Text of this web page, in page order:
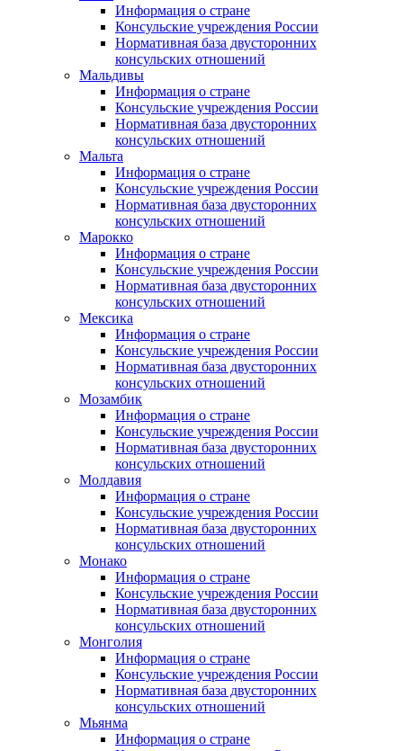
Информация о стране
Консульские учреждения России
Нормативная база двусторонних
консульских отношений
Мальдивы
Информация о стране
Консульские учреждения России
Нормативная база двусторонних
консульских отношений
Мальта
Информация о стране
Консульские учреждения России
Нормативная база двусторонних
консульских отношений
Марокко
Информация о стране
Консульские учреждения России
Нормативная база двусторонних
консульских отношений
Мексика
Информация о стране
Консульские учреждения России
Нормативная база двусторонних
консульских отношений
Мозамбик
Информация о стране
Консульские учреждения России
Нормативная база двусторонних
консульских отношений
Молдавия
Информация о стране
Консульские учреждения России
Нормативная база двусторонних
консульских отношений
Монако
Информация о стране
Консульские учреждения России
Нормативная база двусторонних
консульских отношений
Монголия
Информация о стране
Консульские учреждения России
Нормативная база двусторонних
консульских отношений
Мьянма
Информация о стране